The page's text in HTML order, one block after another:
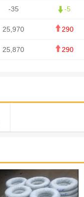
-35 -5
25,970 290
25,870 290
15,105 -70
331,000 -10,000
92,000 1,000